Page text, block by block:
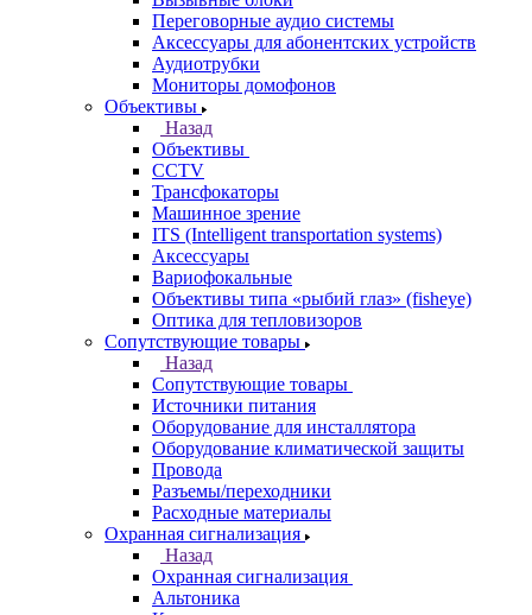
Переговорные аудио системы
Аксессуары для абонентских устройств
Аудиотрубки
Мониторы домофонов
Объективы
Назад
Объективы
CCTV
Трансфокаторы
Машинное зрение
ITS (Intelligent transportation systems)
Аксессуары
Вариофокальные
Объективы типа «рыбий глаз» (fisheye)
Оптика для тепловизоров
Сопутствующие товары
Назад
Сопутствующие товары
Источники питания
Оборудование для инсталлятора
Оборудование климатической защиты
Провода
Разъемы/переходники
Расходные материалы
Охранная сигнализация
Назад
Охранная сигнализация
Альтоника